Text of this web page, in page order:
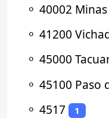
⚬ 40002
⚬ 41200
⚬ 45000
⚬ 45100 Paso
⚬ 4517 1